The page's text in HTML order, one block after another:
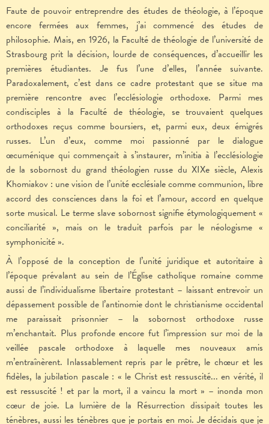
Faute de pouvoir entreprendre des études de théologie, à l’époque
encore fermées aux femmes, j’ai commencé des études de
philosophie. Mais, en 1926, la Faculté de théologie de l’université de
Strasbourg prit la décision, lourde de conséquences, d’accueillir les
premières étudiantes. Je fus l’une d’elles, l’année suivante.
Paradoxalement, c’est dans ce cadre protestant que se situe ma
première rencontre avec l’ecclésiologie orthodoxe. Parmi mes
condisciples à la Faculté de théologie, se trouvaient quelques
orthodoxes reçus comme boursiers, et, parmi eux, deux émigrés
russes. L’un d’eux, comme moi passionné par le dialogue
œcuménique qui commençait à s’instaurer, m’initia à l’ecclésiologie
de la sobornost du grand théologien russe du XIXe siècle, Alexis
Khomiakov : une vision de l’unité ecclésiale comme communion, libre
accord des consciences dans la foi et l’amour, accord en quelque
sorte musical. Le terme slave sobornost signifie étymologiquement «
conciliarité », mais on le traduit parfois par le néologisme «
symphonicité ».
À l’opposé de la conception de l’unité juridique et autoritaire à
l’époque prévalant au sein de l’Église catholique romaine comme
aussi de l’individualisme libertaire protestant – laissant entrevoir un
dépassement possible de l’antinomie dont le christianisme occidental
me paraissait prisonnier – la sobornost orthodoxe russe
m’enchantait. Plus profonde encore fut l’impression sur moi de la
veillée pascale orthodoxe à laquelle mes nouveaux amis
m’entraînèrent. Inlassablement repris par le prêtre, le chœur et les
fidèles, la jubilation pascale : « le Christ est ressuscité... en vérité, il
est ressuscité ! et par la mort, il a vaincu la mort » – inonda mon
cœur de joie. La lumière de la Résurrection dissipait toutes les
ténèbres, aussi les ténèbres que je portais en moi. Je décidais que je